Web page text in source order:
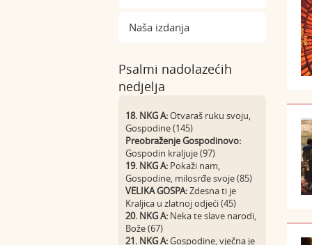
Naša izdanja
Psalmi nadolazećih
nedjelja
18. NKG A:Otvaraš ruku svoju,
Gospodine (145)
Preobraženje Gospodinovo:
Gospodin kraljuje (97)
19. NKG A: Pokaži nam,
Gospodine, milosrđe svoje (85)
VELIKA GOSPA:Zdesna ti je
Kraljica u zlatnoj odjeći (45)
20. NKG A: Neka te slave narodi,
Bože (67)
21. NKG A:Gospodine, vječna je